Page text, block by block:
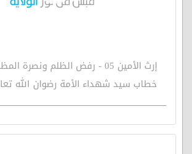
إرث الأمين 05 - رفض الظلم ونصرة
خطاب سيد شهداء الأمة رضوان الله